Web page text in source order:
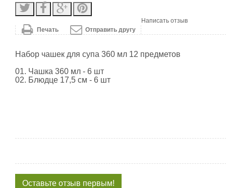
Отправить другу
Печать
Написать отзыв
Набор чашек для супа 360 мл 12 предметов
01. Чашка 360 мл - 6 шт
02. Блюдце 17,5 см - 6 шт
Оставьте отзыв первым!